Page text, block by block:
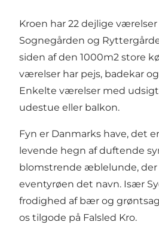
Kroen har 22 dejlige
Sognegården og
siden af den 1000m2 store
værelser har pejs, badekar
Enkelte værelser med
udestue eller balkon.
Fyn er Danmarks have, det
levende hegn af duftende
blomstrende æblelunde, der
eventyrøen det navn. Især
frodighed af bær og
os tilgode på Falsled Kro.